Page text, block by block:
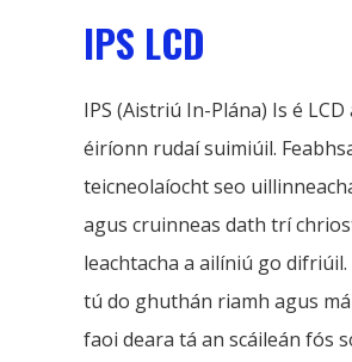
IPS LCD
IPS (Aistriú In-Plána) Is é LCD
éiríonn rudaí suimiúil.
teicneolaíocht seo
agus cruinneas dath trí
leachtacha a ailíniú go
tú do ghuthán riamh agus
faoi deara tá an scáileán fós